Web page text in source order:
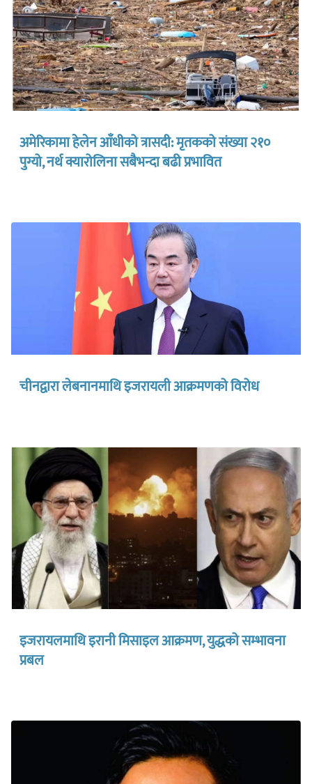
अमेरिकामा हेलेन आँधीको त्रासदी: मृतकको संख्या २१०
पुग्यो, नर्थ क्यारोलिना सबैभन्दा बढी प्रभावित
चीनद्वारा लेबनानमाथि इजरायली आक्रमणको विरोध
इजरायलमाथि इरानी मिसाइल आक्रमण, युद्धको सम्भावना
प्रबल